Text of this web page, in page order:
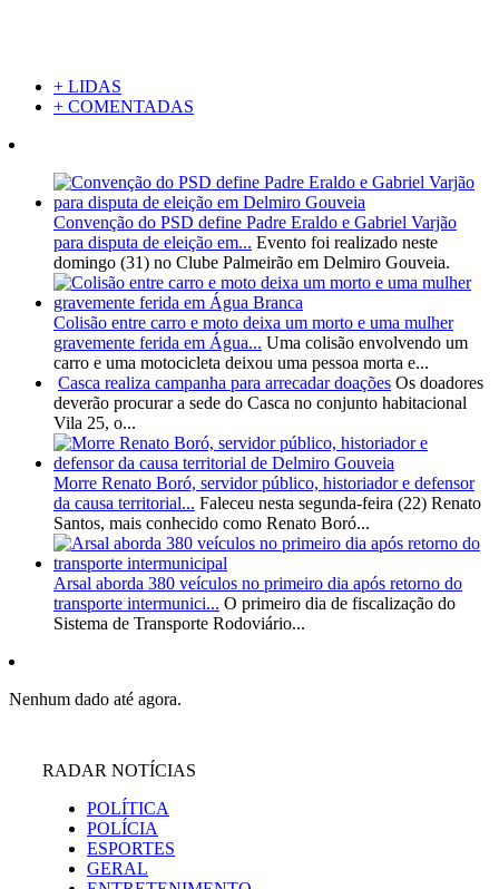
+ LIDAS
+ COMENTADAS
Convenção do PSD define Padre Eraldo e Gabriel Varjão
para disputa de eleição em... Evento foi realizado neste
domingo (31) no Clube Palmeirão em Delmiro Gouveia.
Colisão entre carro e moto deixa um morto e uma mulher
gravemente ferida em Água... Uma colisão envolvendo um
carro e uma motocicleta deixou uma pessoa morta e...
Casca realiza campanha para arrecadar doações Os doadores
deverão procurar a sede do Casca no conjunto habitacional
Vila 25, o...
Morre Renato Boró, servidor público, historiador e defensor
da causa territorial... Faleceu nesta segunda-feira (22) Renato
Santos, mais conhecido como Renato Boró...
Arsal aborda 380 veículos no primeiro dia após retorno do
transporte intermunici... O primeiro dia de fiscalização do
Sistema de Transporte Rodoviário...
Nenhum dado até agora.
RADAR NOTÍCIAS
POLÍTICA
POLÍCIA
ESPORTES
GERAL